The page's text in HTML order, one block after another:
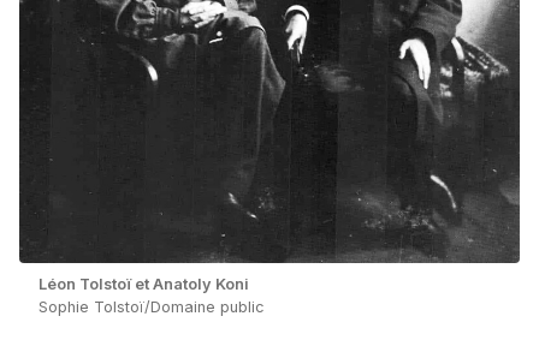
Léon Tolstoï et Anatoly Koni
Sophie Tolstoï/Domaine public